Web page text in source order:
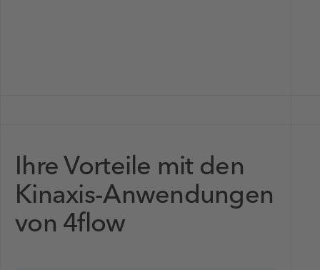
Ihre Vorteile mit den
Kinaxis-Anwendungen
von 4flow